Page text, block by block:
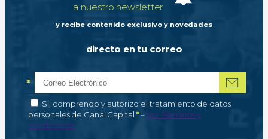
a nuestro newsletter
y recibe contenido exclusivo y novedades
directo en tu correo
Correo electrónico
*Campo obligatorio
Autorización de tratamiento de datos personales
Sí, comprendo y autorizo el tratamiento de datos
personales de Canal Capital *–Campo obligatorio
Ver Términos y
condiciones